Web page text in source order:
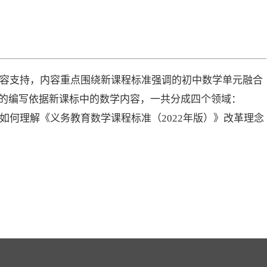
支持，内容重点围绕新课程标准强调的初中数学单元融合
写依据新课标中的数学内容，一共分成四个领域：
何理解《义务教育数学课程标准（2022年版）》改革理念